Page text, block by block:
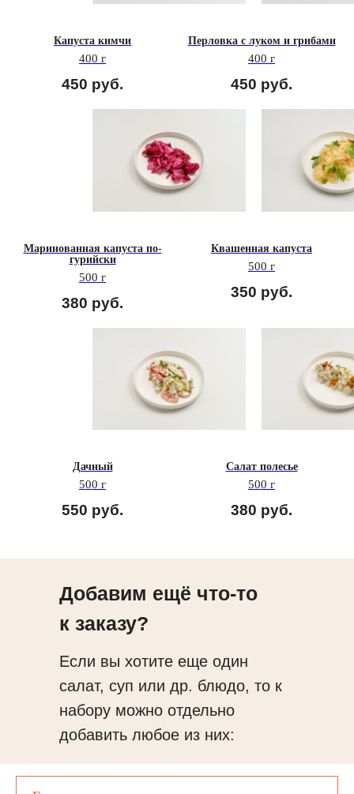
Капуста кимчи
400 г
450 руб.
Перловка с луком и грибами
400 г
450 руб.
Маринованная капуста по-
гурийски
500 г
380 руб.
Квашенная капуста
500 г
350 руб.
Дачный
500 г
550 руб.
Салат полесье
500 г
380 руб.
Добавим ещё что-то
к заказу?
Если вы хотите еще один
салат, суп или др. блюдо, то к
набору можно отдельно
добавить любое из них: